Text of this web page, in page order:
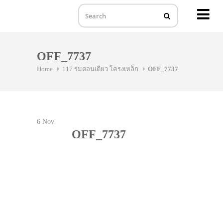
OFF_7737
Home 117 ร่มตอนเดียว โครงเหล็ก OFF_7737
6 Nov
OFF_7737